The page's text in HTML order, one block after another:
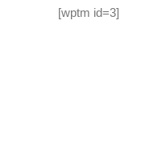
[wptm id=3]